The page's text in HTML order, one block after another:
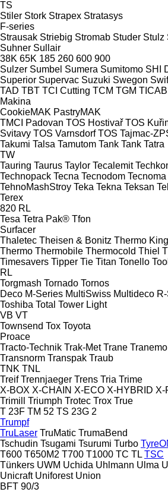
TS
Stiler Stork Strapex Stratasys
F-series
Strausak Striebig Stromab Studer Stulz
Suhner Sullair
38K 65K 185 260 600 900
Sulzer Sumbel Sumera Sumitomo SHI
Superior Supervac Suzuki Swegon
TAD TBT TCI Cutting TCM TGM TICAB
Makina
CookieMAK PastryMAK
TMCI Padovan TOS Hostivař TOS
Svitavy TOS Varnsdorf TOS Tajmac-
Takumi Talsa Tamutom Tank Tank Tatra
TW
Tauring Taurus Taylor Tecalemit
Technopack Tecna Tecnodom Tecnoma
TehnoMashStroy Teka Tekna Teksan
Terex
820 RL
Tesa Tetra Pak® Tfon
Surfacer
Thaletec Theisen & Bonitz Thermo King
Thermo Thermobile Thermocold Thiel
Timesavers Tipper Tie Titan Tonello
RL
Torgmash Tornado Tornos
Deco M-Series MultiSwiss Multideco
Toshiba Total Tower Light
VB VT
Townsend Tox Toyota
Proace
Tracto-Technik Trak-Met Trane Tranemo
Transnorm Transpak Traub
TNK TNL
Treif Trennjaeger Trens Tria Trime
X-BOX X-CHAIN X-ECO X-HYBRID X-
Trimill
Triumph Trotec Trox True
T 23F TM 52 TS 23G 2
Trumpf
TruLaser TruMatic TrumaBend
Tschudin Tsugami Tsurumi Turbo
T600 T650M2 T700 T1000 TC TL TSC
Tünkers UWM Uchida Uhlmann Ulma
Unicraft Uniforest Union
BFT 90/3